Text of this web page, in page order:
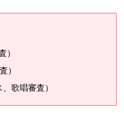
）
）
歌唱審査）